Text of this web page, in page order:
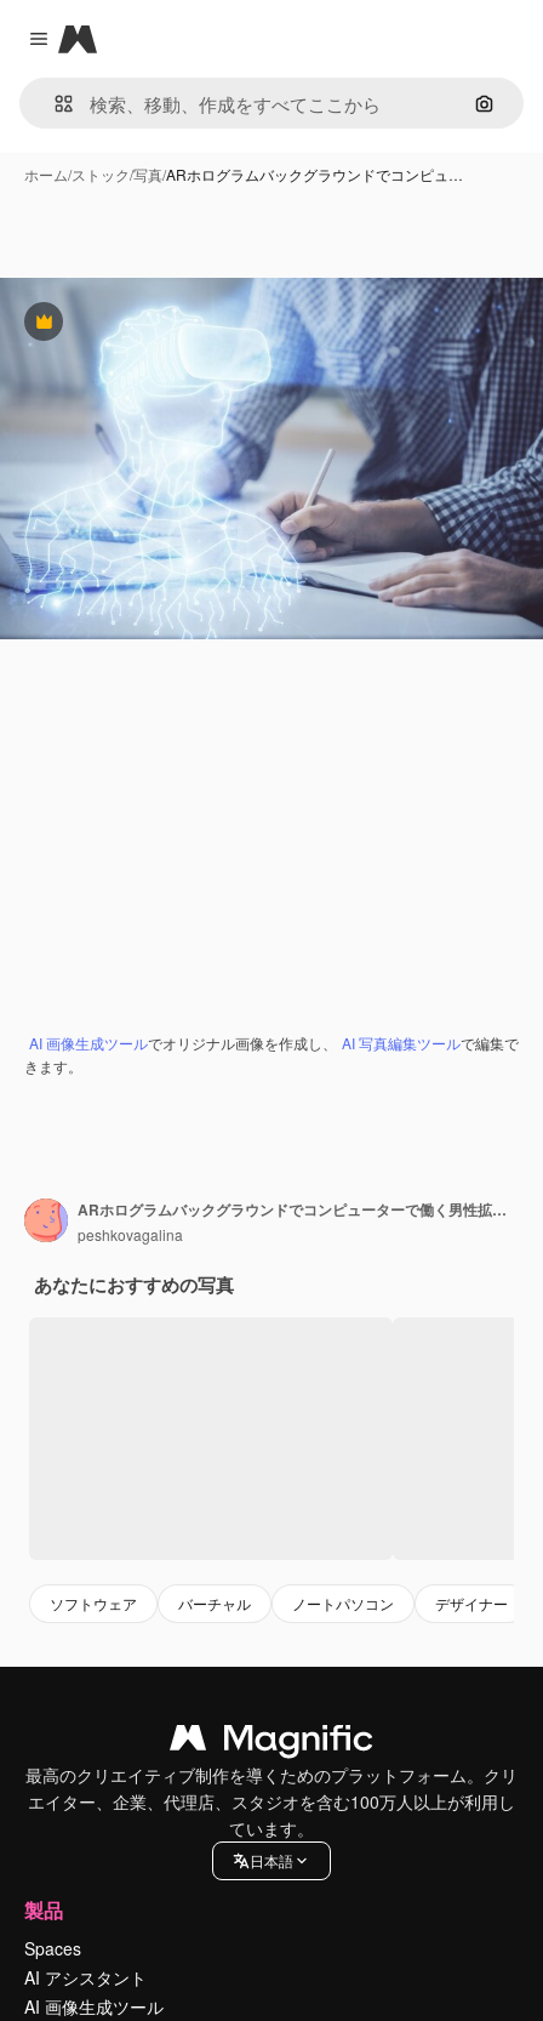
Close menu
Magnific
画像で
ホーム/ストック/写真/ARホログラムバックグラウンドでコンピュ…
Premium
AI 画像生成ツールでオリジナル画像を作成し、 AI 写真編集ツールで編集で
きます。
ARホログラムバックグラウンドでコンピューターで働く男性拡張現実コンセプトダブルエクスポージャー
peshkovagalina
あなたにおすすめの写真
ソフトウェア バーチャル ノートパソコン デザイナー
最高のクリエイティブ制作を導くためのプラットフォーム。クリ
エイター、企業、代理店、スタジオを含む100万人以上が利用し
ています。
日本語
製品
Spaces
AI アシスタント
AI 画像生成ツール